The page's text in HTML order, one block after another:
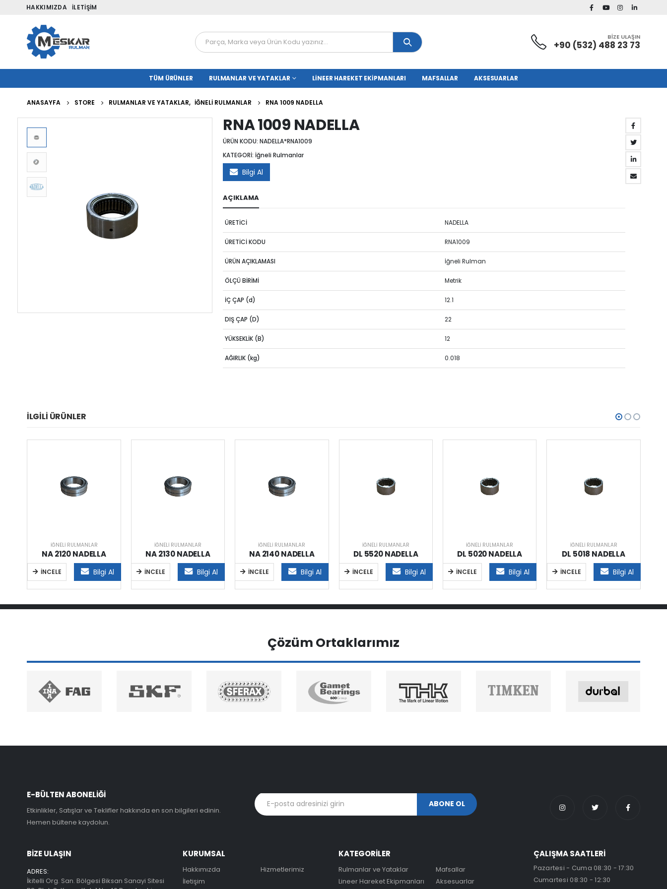
HAKKIMIZDA İLETIŞIM
BİZE ULAŞIN
+90 (532) 488 23 73
TÜM ÜRÜNLER RULMANLAR VE YATAKLAR LINEER HAREKET EKIPMANLARI MAFSALLAR AKSESUARLAR
ANASAYFA STORE RULMANLAR VE YATAKLAR, İĞNELI RULMANLAR RNA 1009 NADELLA
RNA 1009 NADELLA
ÜRÜN KODU:NADELLA*RNA1009
KATEGORİ: İğneli Rulmanlar
Bilgi Al
AÇIKLAMA
ÜRETİCİ NADELLA
ÜRETİCİ KODU RNA1009
ÜRÜN AÇIKLAMASI İğneli Rulman
ÖLÇÜ BİRİMİ Metrik
İÇ ÇAP (d) 12.1
DIŞ ÇAP (D) 22
YÜKSEKLİK (B) 12
AĞIRLIK (kg) 0.018
İLGILI ÜRÜNLER
İĞNELI RULMANLAR
NA 2120 NADELLA
İNCELE Bilgi Al
İĞNELI RULMANLAR
NA 2130 NADELLA
İNCELE Bilgi Al
İĞNELI RULMANLAR
NA 2140 NADELLA
İNCELE Bilgi Al
İĞNELI RULMANLAR
DL 5520 NADELLA
İNCELE Bilgi Al
İĞNELI RULMANLAR
DL 5020 NADELLA
İNCELE Bilgi Al
İĞNELI RULMANLAR
DL 5018 NADELLA
İNCELE Bilgi Al
Çözüm Ortaklarımız
E-BÜLTEN ABONELİĞİ
Etkinlikler, Satışlar ve Teklifler hakkında en son bilgileri edinin.
Hemen bültene kaydolun.
BİZE ULAŞIN
ADRES:
İkitelli Org. San. Bölgesi Biksan Sanayi Sitesi
KURUMSAL
Hakkımızda
İletişim
Hizmetlerimiz
KATEGORİLER
Rulmanlar ve Yataklar
Lineer Hareket Ekipmanları
Mafsallar
Aksesuarlar
ÇALIŞMA SAATLERİ
Pazartesi - Cuma 08:30 - 17:30
Cumartesi 08:30 - 12:30